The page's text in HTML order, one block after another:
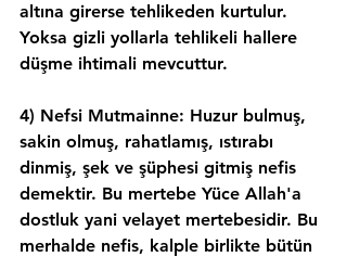
altına girerse tehlikeden kurtulur.
Yoksa gizli yollarla tehlikeli hallere
düşme ihtimali mevcuttur.
4) Nefsi Mutmainne: Huzur bulmuş,
sakin olmuş, rahatlamış, ıstırabı
dinmiş, şek ve şüphesi gitmiş nefis
demektir. Bu mertebe Yüce Allah'a
dostluk yani velayet mertebesidir. Bu
merhalde nefis, kalple birlikte bütün